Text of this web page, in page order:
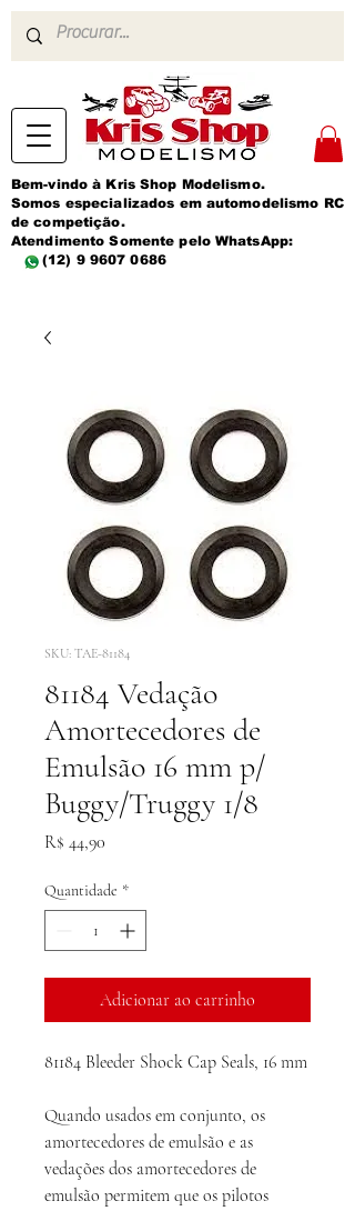
Bem-vindo à Kris Shop Modelismo.
Somos especializados em automodelismo RC
de competição.
Atendimento Somente pelo WhatsApp:
(12) 9 9607 0686
SKU: TAE-81184
81184 Vedação
Amortecedores de
Emulsão 16 mm p/
Buggy/Truggy 1/8
R$ 44,90
Quantidade *
Adicionar ao carrinho
81184 Bleeder Shock Cap Seals, 16 mm
Quando usados ​​em conjunto, os
amortecedores de emulsão e as
vedações dos amortecedores de
emulsão permitem que os pilotos